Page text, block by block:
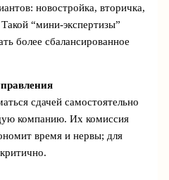
новостройка, вторичка,
“мини-экспертизы”
более сбалансированное
сдачей самостоятельно
компанию. Их комиссия
время и нервы; для